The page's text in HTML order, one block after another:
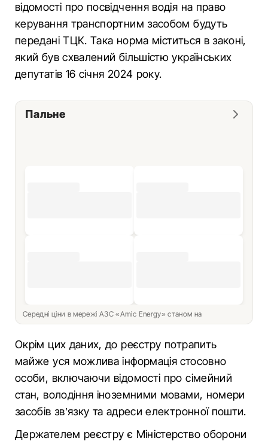
відомості про посвідчення водія на право
керування транспортним засобом будуть
передані ТЦК. Така норма міститься в законі,
який був схвалений більшістю українських
депутатів 16 січня 2024 року.
Пальне
Середні ціни в мережі АЗС «Amic Energy» станом на
Окрім цих даних, до реєстру потрапить
майже уся можлива інформація стосовно
особи, включаючи відомості про сімейний
стан, володіння іноземними мовами, номери
засобів зв’язку та адреси електронної пошти.
Держателем реєстру є Міністерство оборони